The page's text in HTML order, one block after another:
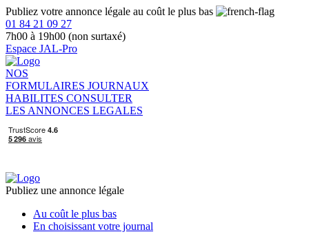
Publiez votre annonce légale au coût le plus bas
01 84 21 09 27
7h00 à 19h00 (non surtaxé)
Espace JAL-Pro
NOS
FORMULAIRES JOURNAUX
HABILITES CONSULTER
LES ANNONCES LEGALES
Publiez une annonce légale
Au coût le plus bas
En choisissant votre journal